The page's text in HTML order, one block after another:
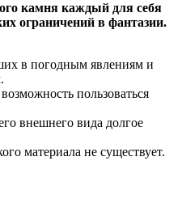
камня каждый для себя
ограничений в фантазии.
в погодным явлениям и
пользоваться
внешнего вида долгое
материала не существует.